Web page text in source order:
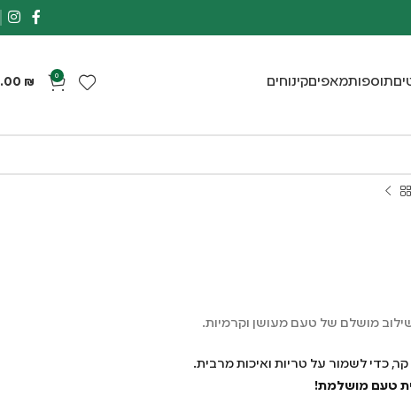
תוספותמאפיםקינוחים 0
₪
מושלם של טעם מעושן וקרמיות.
כדי לשמור על טריות ואיכות מרבית.
טעם מושלמת!